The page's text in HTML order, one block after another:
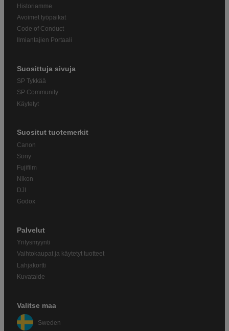
Historiamme
Avoimet työpaikat
Code of Conduct
Ilmiantajien Portaali
Suosittuja sivuja
SP Tykkää
SP Community
Käytetyt
Suositut tuotemerkit
Canon
Sony
Fujifilm
Nikon
DJI
Godox
Palvelut
Yritysmyynti
Vaihtokaupat ja käytetyt tuotteet
Lahjakortti
Kuvataide
Valitse maa
Sweden